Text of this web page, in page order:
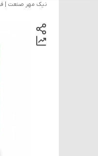
نیک مهر صنعت |